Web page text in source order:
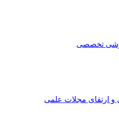
تخصصی
و ارتقای مجلات علمی